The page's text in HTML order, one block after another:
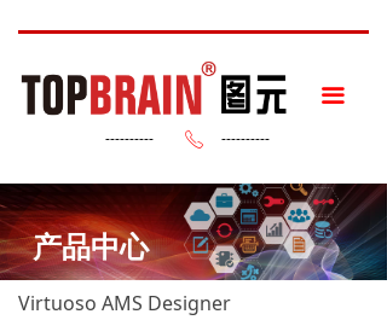
ꂅ
---------- ----------
끀
Virtuoso AMS Designer
产品中心